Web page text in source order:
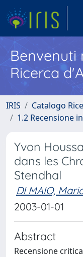
Benvenuti
Ricerca
IRIS Catalogo
1.2 Recensione
Yvon
dans les
Stendhal
DI MAIO,
2003-01-01
Abstract
Recensione